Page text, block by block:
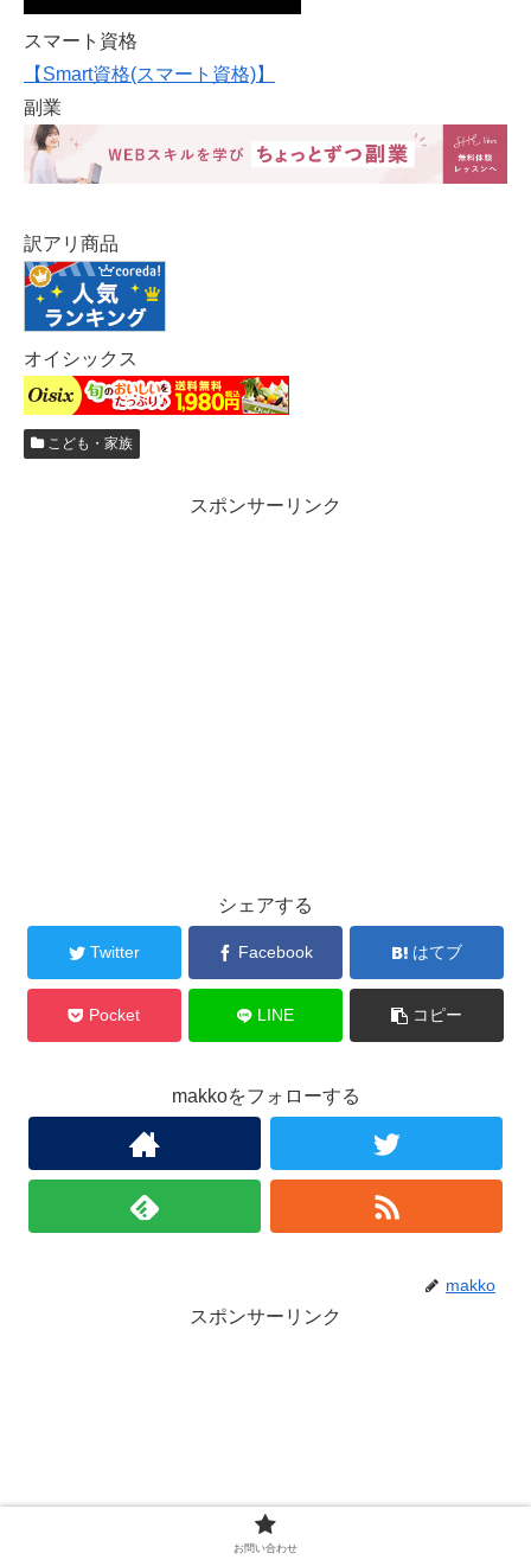
スマート資格
【Smart資格(スマート資格)】
副業
訳アリ商品
オイシックス
こども・家族
スポンサーリンク
シェアする
Twitter Facebook はてブ
Pocket LINE コピー
makkoをフォローする
makko
スポンサーリンク
お問い合わせ